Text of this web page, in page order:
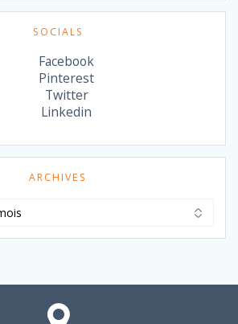
SOCIALS
Facebook
Pinterest
Twitter
Linkedin
ARCHIVES